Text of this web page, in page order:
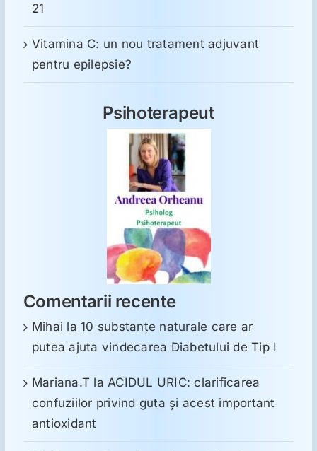
21
Vitamina C: un nou tratament adjuvant
pentru epilepsie?
Psihoterapeut
Comentarii recente
Mihai la10 substanţe naturale care ar
putea ajuta vindecarea Diabetului de Tip I
Mariana.T laACIDUL URIC: clarificarea
confuziilor privind guta și acest important
antioxidant